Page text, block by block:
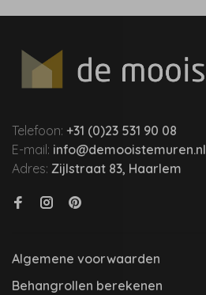
Telefoon: +31 (0)23 531 90 08
E-mail: info@demooistemuren.nl
Adres: Zijlstraat 83, Haarlem
Algemene voorwaarden
Behangrollen berekenen